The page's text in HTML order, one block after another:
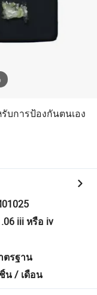
บการป้องกันตนเอง
iii หรือ iv
ตรฐาน
น / เดือน